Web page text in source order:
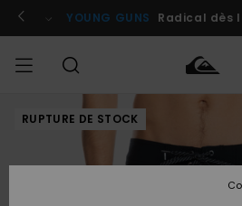
l'information
le
Se connecter / s'inscrire
YOUNG GUNS Radical dès
HOMME Vêtements
Vêtements
Shop
Surf
Shop
Homme
Snow
Shop
Homme
Outlet
Homme
Accéder à
ma
commande
RUPTURE DE STOCK